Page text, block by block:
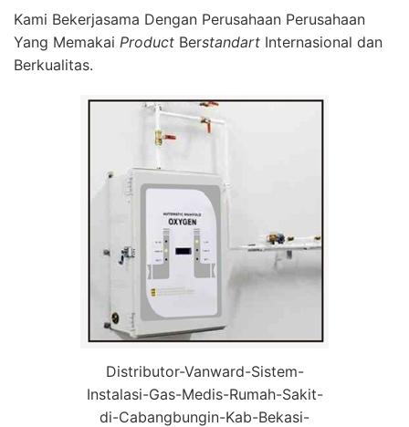
Kami Bekerjasama Dengan Perusahaan Perusahaan
Yang Memakai Product Berstandart Internasional dan
Berkualitas.
Distributor-Vanward-Sistem-
Instalasi-Gas-Medis-Rumah-Sakit-
di-Cabangbungin-Kab-Bekasi-